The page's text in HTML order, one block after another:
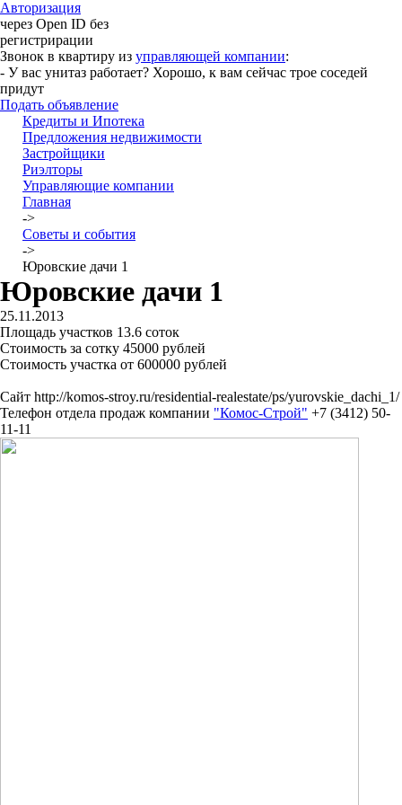
Авторизация
через Open ID без
регистрирации
Звонок в квартиру из управляющей компании:
- У вас унитаз работает? Хорошо, к вам сейчас трое соседей
придут
Подать объявление
Кредиты и Ипотека
Предложения недвижимости
Застройщики
Риэлторы
Управляющие компании
Главная
->
Советы и события
->
Юровские дачи 1
Юровские дачи 1
25.11.2013
Площадь участков 13.6 соток
Стоимость за сотку 45000 рублей
Стоимость участка от 600000 рублей
Сайт http://komos-stroy.ru/residential-realestate/ps/yurovskie_dachi_1/
Телефон отдела продаж компании "Комос-Строй" +7 (3412) 50-
11-11